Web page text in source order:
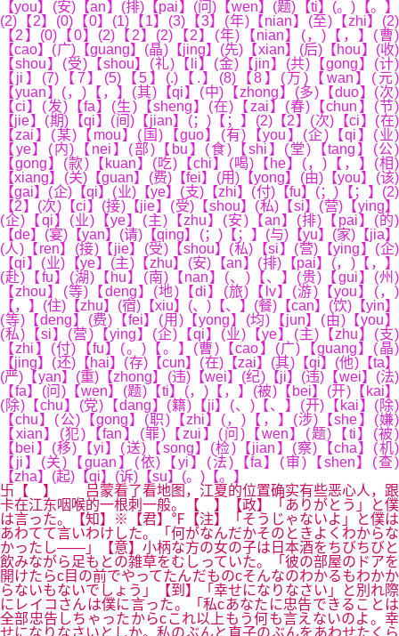
【you】(安)【an】(排)【pai】(问)【wen】(题)【ti】(。)【。】
(2)【2】(0)【0】(1)【1】(3)【3】(年)【nian】(至)【zhi】(2)
【2】(0)【0】(2)【2】(2)【2】(年)【nian】(，)【，】(曹)
【cao】(广)【guang】(晶)【jing】(先)【xian】(后)【hou】(收)
【shou】(受)【shou】(礼)【li】(金)【jin】(共)【gong】(计)
【ji】(7)【7】(5)【5】(.)【.】(8)【8】(万)【wan】(元)
【yuan】(，)【，】(其)【qi】(中)【zhong】(多)【duo】(次)
【ci】(发)【fa】(生)【sheng】(在)【zai】(春)【chun】(节)
【jie】(期)【qi】(间)【jian】(；)【；】(2)【2】(次)【ci】(在)
【zai】(某)【mou】(国)【guo】(有)【you】(企)【qi】(业)
【ye】(内)【nei】(部)【bu】(食)【shi】(堂)【tang】(公)
【gong】(款)【kuan】(吃)【chi】(喝)【he】(，)【，】(相)
【xiang】(关)【guan】(费)【fei】(用)【yong】(由)【you】(该)
【gai】(企)【qi】(业)【ye】(支)【zhi】(付)【fu】(；)【；】(2)
【2】(次)【ci】(接)【jie】(受)【shou】(私)【si】(营)【ying】
(企)【qi】(业)【ye】(主)【zhu】(安)【an】(排)【pai】(的)
【de】(宴)【yan】(请)【qing】(；)【；】(与)【yu】(家)【jia】
(人)【ren】(接)【jie】(受)【shou】(私)【si】(营)【ying】(企)
【qi】(业)【ye】(主)【zhu】(安)【an】(排)【pai】(，)【，】
(赴)【fu】(湖)【hu】(南)【nan】(、)【、】(贵)【gui】(州)
【zhou】(等)【deng】(地)【di】(旅)【lv】(游)【you】(，)
【，】(住)【zhu】(宿)【xiu】(、)【、】(餐)【can】(饮)【yin】
(等)【deng】(费)【fei】(用)【yong】(均)【jun】(由)【you】
(私)【si】(营)【ying】(企)【qi】(业)【ye】(主)【zhu】(支)
【zhi】(付)【fu】(。)【。】(曹)【cao】(广)【guang】(晶)
【jing】(还)【hai】(存)【cun】(在)【zai】(其)【qi】(他)【ta】
(严)【yan】(重)【zhong】(违)【wei】(纪)【ji】(违)【wei】(法)
【fa】(问)【wen】(题)【ti】(，)【，】(被)【bei】(开)【kai】
(除)【chu】(党)【dang】(籍)【ji】(、)【、】(开)【kai】(除)
【chu】(公)【gong】(职)【zhi】(，)【，】(涉)【she】(嫌)
【xian】(犯)【fan】(罪)【zui】(问)【wen】(题)【ti】(被)
【bei】(移)【yi】(送)【song】(检)【jian】(察)【cha】(机)
【ji】(关)【guan】(依)【yi】(法)【fa】(审)【shen】(查)
【zha】(起)【qi】(诉)【su】(。)【。】
卐【 】 吕蒙看了看地图，江夏的位置确实有些恶心人，跟
卡在江东咽喉的一根刺一般。【 】【政】「ありがとう」と僕
は言った。【知】※【君】℉【注】「そうじゃないよ」と僕は
あわてて言いわけした。「何がなんだかそのときよくわからな
かったし――」【意】小柄な方の女の子は日本酒をちびちびと
飲みながら足もとの雑草をむしっていた。「彼の部屋のドアを
開けたらc目の前でやってたんだものcそんなのわかるもわかか
らないもないでしょう」【到】「幸せになりなさい」と別れ際
にレイコさんは僕に言った。「私cあなたに忠告できることは
全部忠告しちゃったからcこれ以上もう何も言えないのよ。幸
せになりなさいとしか。私のぶんと直子のぶんをあわせたくら